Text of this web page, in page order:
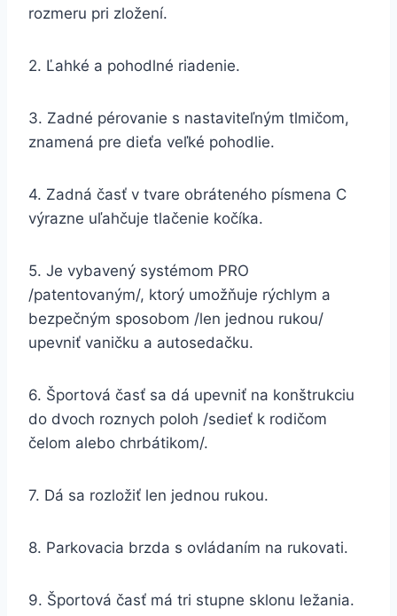
rozmeru pri zložení.
2. Ľahké a pohodlné riadenie.
3. Zadné pérovanie s nastaviteľným tlmičom,
znamená pre dieťa veľké pohodlie.
4. Zadná časť v tvare obráteného písmena C
výrazne uľahčuje tlačenie kočíka.
5. Je vybavený systémom PRO
/patentovaným/, ktorý umožňuje rýchlym a
bezpečným sposobom /len jednou rukou/
upevniť vaničku a autosedačku.
6. Športová časť sa dá upevniť na konštrukciu
do dvoch roznych poloh /sedieť k rodičom
čelom alebo chrbátikom/.
7. Dá sa rozložiť len jednou rukou.
8. Parkovacia brzda s ovládaním na rukovati.
9. Športová časť má tri stupne sklonu ležania.